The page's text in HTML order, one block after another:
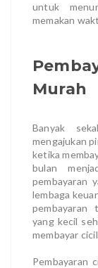
untuk
memakan
Murah
Banyak
mengajukan
ketika
bulan
pembayaran
lembaga
pembayaran
yang kecil
membayar
Pembayaran